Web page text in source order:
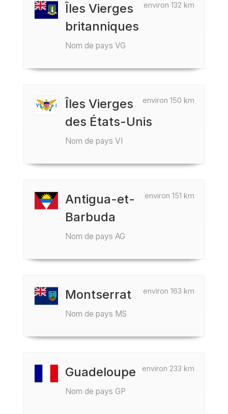
environ 132 km
Îles Vierges
britanniques
Nom de pays VG
environ 150 km
Îles Vierges
des États-Unis
Nom de pays VI
environ 151 km
Antigua-et-
Barbuda
Nom de pays AG
environ 163 km
Montserrat
Nom de pays MS
environ 233 km
Guadeloupe
Nom de pays GP